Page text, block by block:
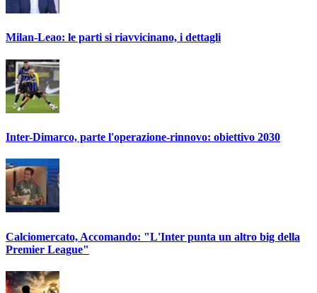
Milan-Leao: le parti si riavvicinano, i dettagli
Inter-Dimarco, parte l'operazione-rinnovo: obiettivo 2030
Calciomercato, Accomando: "L'Inter punta un altro big della
Premier League"